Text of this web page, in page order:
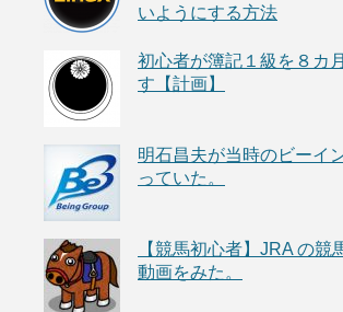
いようにする方法
初心者が簿記１級を８カ
す【計画】
明石昌夫が当時のビーイ
っていた。
【競馬初心者】JRA の競
動画をみた。